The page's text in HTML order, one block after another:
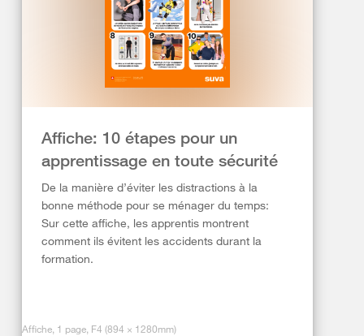
Affiche: 10 étapes pour un
apprentissage en toute sécurité
De la manière d’éviter les distractions à la
bonne méthode pour se ménager du temps:
Sur cette affiche, les apprentis montrent
comment ils évitent les accidents durant la
formation.
Affiche, 1 page, F4 (894 × 1280mm)